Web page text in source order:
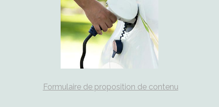
Formulaire de proposition de contenu